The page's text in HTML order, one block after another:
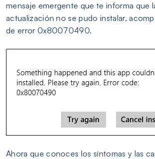
mensaje emergente que te informa que
actualización no se pudo instalar,
de error 0x80070490.
Ahora que conoces los síntomas y las